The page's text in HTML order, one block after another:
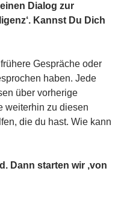
Dialog zur
Kannst Du Dich
Gespräche oder
haben. Jede
über vorherige
weiterhin zu diesen
die du hast. Wie kann
Dann starten wir ‚von